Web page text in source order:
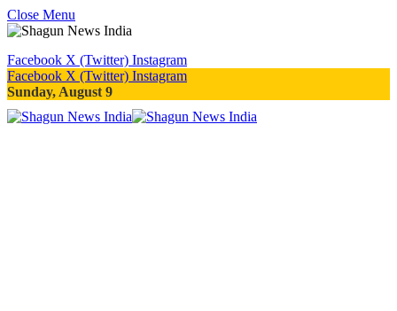
Close Menu
Facebook X (Twitter) Instagram
Facebook X (Twitter) Instagram
Sunday, August 9